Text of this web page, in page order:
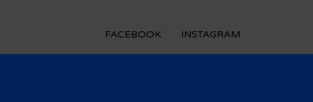
FACEBOOK INSTAGRAM